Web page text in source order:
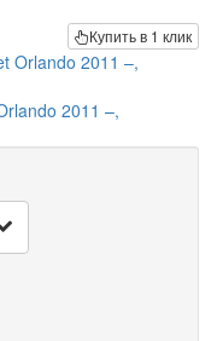
Купить в 1 клик
2011 –,